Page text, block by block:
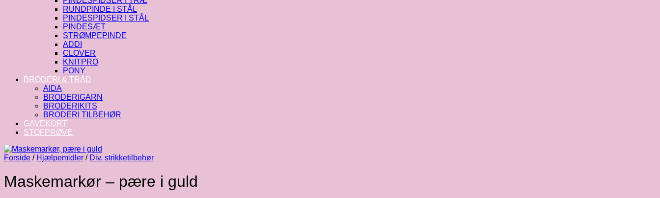
RUNDPINDE I STÅL
PINDESPIDSER I STÅL
PINDESÆT
STRØMPEPINDE
ADDI
CLOVER
KNITPRO
PONY
BRODERI & TRÅD
AIDA
BRODERIGARN
BRODERIKITS
BRODERI TILBEHØR
GAVEKORT
STOFPRØVE
Forside / Hjælpemidler / Div. strikketilbehør
Maskemarkør – pære i guld